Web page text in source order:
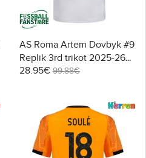
AS Roma Artem Dovbyk #9
Replik 3rd trikot 2025-26
Kurzarm
28.95€ 99.88€